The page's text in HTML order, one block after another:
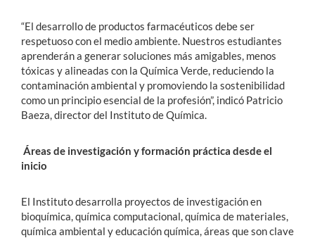
“El desarrollo de productos farmacéuticos debe ser
respetuoso con el medio ambiente. Nuestros estudiantes
aprenderán a generar soluciones más amigables, menos
tóxicas y alineadas con la Química Verde, reduciendo la
contaminación ambiental y promoviendo la sostenibilidad
como un principio esencial de la profesión”, indicó Patricio
Baeza, director del Instituto de Química.
Áreas de investigación y formación práctica desde el
inicio
El Instituto desarrolla proyectos de investigación en
bioquímica, química computacional, química de materiales,
química ambiental y educación química, áreas que son clave